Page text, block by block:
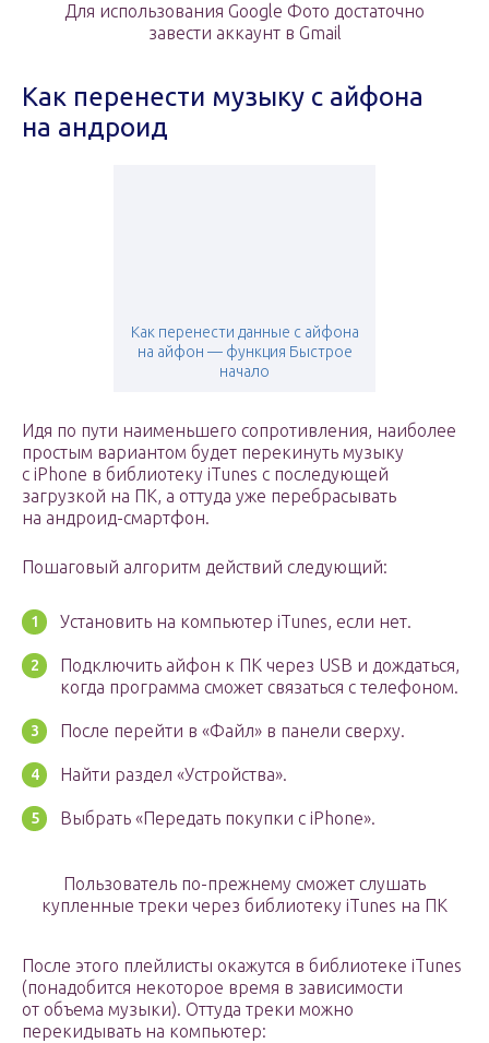
Для использования Google Фото достаточно
завести аккаунт в Gmail
Как перенести музыку с айфона
на андроид
Как перенести данные с айфона
на айфон — функция Быстрое
начало
Идя по пути наименьшего сопротивления, наиболее
простым вариантом будет перекинуть музыку
с iPhone в библиотеку iTunes с последующей
загрузкой на ПК, а оттуда уже перебрасывать
на андроид-смартфон.
Пошаговый алгоритм действий следующий:
Установить на компьютер iTunes, если нет.
Подключить айфон к ПК через USB и дождаться,
когда программа сможет связаться с телефоном.
После перейти в «Файл» в панели сверху.
Найти раздел «Устройства».
Выбрать «Передать покупки с iPhone».
Пользователь по-прежнему сможет слушать
купленные треки через библиотеку iTunes на ПК
После этого плейлисты окажутся в библиотеке iTunes
(понадобится некоторое время в зависимости
от объема музыки). Оттуда треки можно
перекидывать на компьютер: